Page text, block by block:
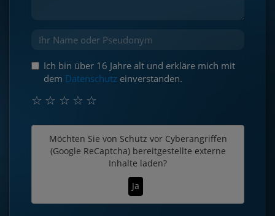
Ich bin über 16 Jahre alt und erkläre mich mit
dem Datenschutz einverstanden.
☆
☆
☆
☆
☆
Möchten Sie von Schutz vor Cyberangriffen
(Google ReCaptcha)bereitgestellte externe
Inhalte laden?
Ja